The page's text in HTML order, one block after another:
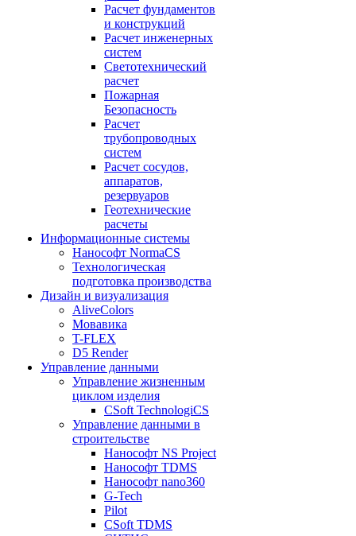
Расчет фундаментов
и конструкций
Расчет инженерных
систем
Светотехнический
расчет
Пожарная
Безопасность
Расчет
трубопроводных
систем
Расчет сосудов,
аппаратов,
резервуаров
Геотехнические
расчеты
Информационные системы
Нанософт NormaCS
Технологическая
подготовка производства
Дизайн и визуализация
AliveColors
Мовавика
T-FLEX
D5 Render
Управление данными
Управление жизненным
циклом изделия
CSoft TechnologiCS
Управление данными в
строительстве
Нанософт NS Project
Нанософт TDMS
Нанософт nano360
G-Tech
Pilot
CSoft TDMS